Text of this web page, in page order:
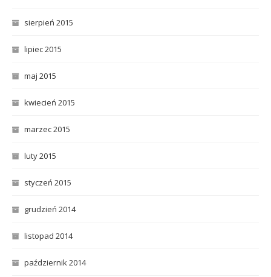
sierpień 2015
lipiec 2015
maj 2015
kwiecień 2015
marzec 2015
luty 2015
styczeń 2015
grudzień 2014
listopad 2014
październik 2014